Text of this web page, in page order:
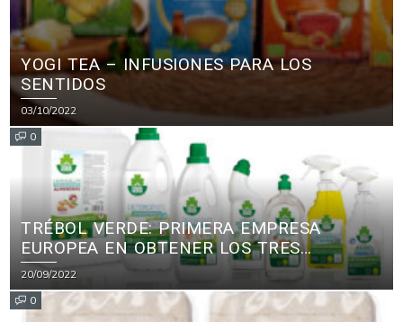
YOGI TEA – INFUSIONES PARA LOS
SENTIDOS
03/10/2022
0
TRÉBOL VERDE: PRIMERA EMPRESA
EUROPEA EN OBTENER LOS TRES
PRINCIPALES CERTIFICADOS ECOLÓGICOS
PARA PRODUCTOS DE LIMPIEZA
20/09/2022
0